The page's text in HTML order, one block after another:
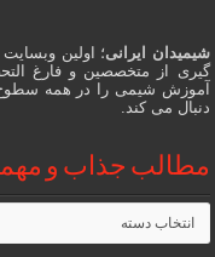
شیمیدان ایرانی؛ اولین
گیری از متخصصین و فارغ
آموزش شیمی را در همه سطوح
دنبال می کند.
مطالب جذاب و
مطالب
جذاب
و